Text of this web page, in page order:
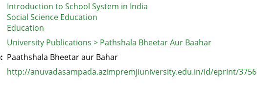
Introduction to School System in India
Social Science Education
Education
University Publications > Pathshala Bheetar Aur Baahar
Paathshala Bheetar aur Bahar
http://anuvadasampada.azimpremjiuniversity.edu.in/id/eprint/3756